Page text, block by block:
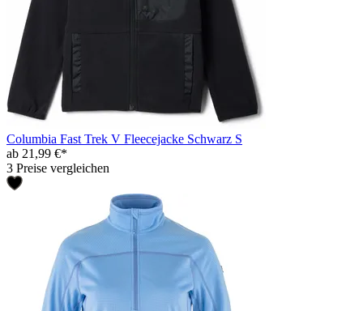
Columbia Fast Trek V Fleecejacke Schwarz S
ab 21,99 €*
3 Preise vergleichen